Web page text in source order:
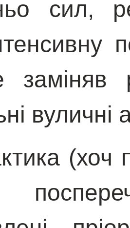
сил,
заміняв
вуличні
(хоч